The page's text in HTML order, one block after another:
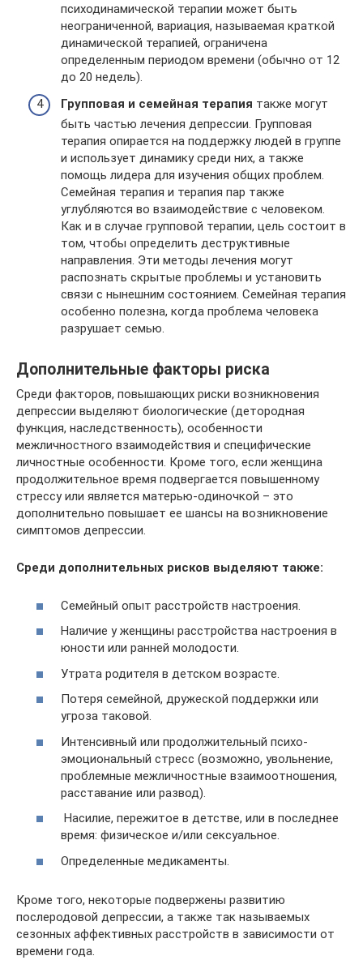
психодинамической терапии может быть
неограниченной, вариация, называемая краткой
динамической терапией, ограничена
определенным периодом времени (обычно от 12
до 20 недель).
Групповая и семейная терапия также могут
быть частью лечения депрессии. Групповая
терапия опирается на поддержку людей в группе
и использует динамику среди них, а также
помощь лидера для изучения общих проблем.
Семейная терапия и терапия пар также
углубляются во взаимодействие с человеком.
Как и в случае групповой терапии, цель состоит в
том, чтобы определить деструктивные
направления. Эти методы лечения могут
распознать скрытые проблемы и установить
связи с нынешним состоянием. Семейная терапия
особенно полезна, когда проблема человека
разрушает семью.
Дополнительные факторы риска
Среди факторов, повышающих риски возникновения
депрессии выделяют биологические (детородная
функция, наследственность), особенности
межличностного взаимодействия и специфические
личностные особенности. Кроме того, если женщина
продолжительное время подвергается повышенному
стрессу или является матерью-одиночкой – это
дополнительно повышает ее шансы на возникновение
симптомов депрессии.
Среди дополнительных рисков выделяют также:
Семейный опыт расстройств настроения.
Наличие у женщины расстройства настроения в
юности или ранней молодости.
Утрата родителя в детском возрасте.
Потеря семейной, дружеской поддержки или
угроза таковой.
Интенсивный или продолжительный психо-
эмоциональный стресс (возможно, увольнение,
проблемные межличностные взаимоотношения,
расставание или развод).
Насилие, пережитое в детстве, или в последнее
время: физическое и/или сексуальное.
Определенные медикаменты.
Кроме того, некоторые подвержены развитию
послеродовой депрессии, а также так называемых
сезонных аффективных расстройств в зависимости от
времени года.